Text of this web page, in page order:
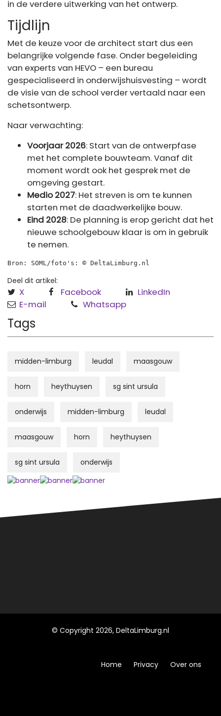
in de verdere uitwerking van het ontwerp.
Tijdlijn
Met de keuze voor de architect start dus een
belangrijke volgende fase. Onder begeleiding
van experts van HEVO – een bureau
gespecialiseerd in onderwijshuisvesting – wordt
de visie van de school verder vertaald naar een
schetsontwerp.
Naar verwachting:
Voorjaar 2026: Start van de ontwerpfase
met het complete bouwteam. Vanaf dit
moment wordt ook het gesprek met de
omgeving gestart.
Medio 2027: Het streven is om te kunnen
starten met de daadwerkelijke bouw.
Eind 2028: De planning is erop gericht dat het
nieuwe schoolgebouw klaar is om in gebruik
te nemen.
Bron: SOML/foto's: © DeltaLimburg.nl
Deel dit artikel:
X Facebook
LinkedIn
E-mail
Whatsapp
Tags
midden-limburg leudal maasgouw
horn heythuysen sg sint ursula
onderwijs midden-limburg leudal
maasgouw horn heythuysen
sg sint ursula onderwijs
© Copyright 2026, DeltaLimburg.nl
Home Privacy Over ons